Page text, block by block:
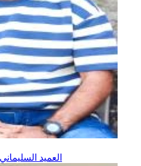
العميد